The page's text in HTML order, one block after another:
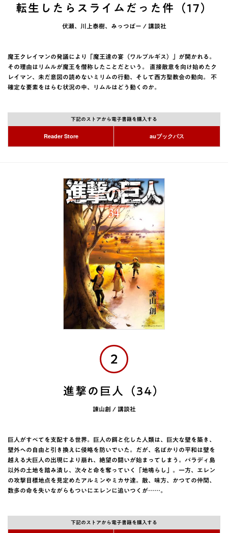
転生したらスライムだった件（17）
伏瀬、川上泰樹、みっつばー / 講談社
魔王クレイマンの発議により「魔王達の宴（ワルプルギス）」が開かれる。
その理由はリムルが魔王を僭称したことだという。 直接敵意を向け始めたク
レイマン、未だ意図の読めないミリムの行動、そして西方聖教会の動向。 不
確定な要素をはらむ状況の中、リムルはどう動くのか。
下記のストアから電子書籍を購入する
Reader Store auブックパス
2
進撃の巨人（34）
諫山創 / 講談社
巨人がすべてを支配する世界。巨人の餌と化した人類は、巨大な壁を築き、
壁外への自由と引き換えに侵略を防いでいた。だが、名ばかりの平和は壁を
越える大巨人の出現により崩れ、絶望の闘いが始まってしまう。パラディ島
以外の土地を踏み潰し、次々と命を奪っていく「地鳴らし」。一方、エレン
の攻撃目標地点を見定めたアルミンやミカサ達。敵、味方、かつての仲間、
数多の命を失いながらもついにエレンに追いつくが……。
下記のストアから電子書籍を購入する